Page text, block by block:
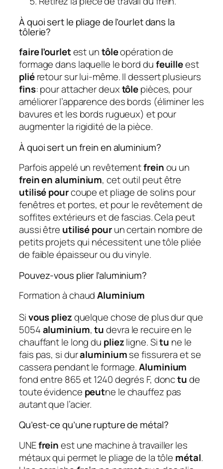
À quoi sert le pliage de l’ourlet dans la
tôlerie?
faire l’ourletest untôleopération de
formage dans laquelle le bord dufeuilleest
pliéretour sur lui-même. Il dessert plusieurs
fins: pour attacher deuxtôlepièces, pour
améliorer l’apparence des bords (éliminer les
bavures et les bords rugueux) et pour
augmenter la rigidité de la pièce.
À quoi sert un frein en aluminium?
Parfois appelé un revêtementfreinou un
frein en aluminium, cet outil peut être
utilisé pourcoupe et pliage de solins pour
fenêtres et portes, et pour le revêtement de
soffites extérieurs et de fascias. Cela peut
aussi être utilisé pourun certain nombre de
petits projets qui nécessitent une tôle pliée
de faible épaisseur ou du vinyle.
Pouvez-vous plier l’aluminium?
Formation à chaudAluminium
Sivous pliezquelque chose de plus dur que
5054aluminium,tudevra le recuire en le
chauffant le long du pliezligne. Situ ne le
fais pas, si duraluminiumse fissurera et se
cassera pendant le formage.Aluminium
fond entre 865 et 1240 degrés F, donctude
toute évidence peutne le chauffez pas
autant que l’acier.
Qu’est-ce qu’une rupture de métal?
UNEfreinest une machine à travailler les
métaux qui permet le pliage de la tôle métal.